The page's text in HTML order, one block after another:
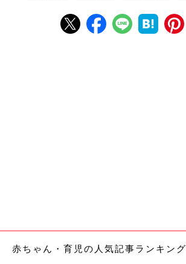
赤ちゃん・育児の人気記事ランキング